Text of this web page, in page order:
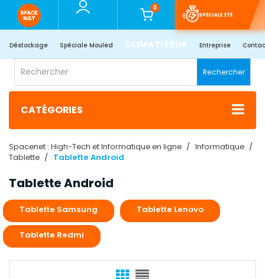
0
SPÉCIALE ÉTÉ
Déstockage Spéciale Mouled CLIMATISEUR Entreprise
Rechercher
CATÉGORIES
Spacenet : High-Tech et Informatique en ligne
Informatique
Tablette
Tablette Android
Tablette Android
Tablette Samsung Tablette Lenovo
Tablette Redmi